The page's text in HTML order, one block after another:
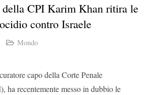
CPI Karim Khan ritira le
contro Israele
Mondo
capo della Corte Penale
ha recentemente messo in dubbio le